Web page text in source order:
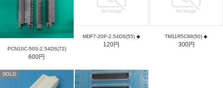
PCN10C-50S-2.54DS(72)
600円
MDF7-20P-2.54DS(55) ◆
120円
TM11R5C88(50) ◆
300円
SOLD